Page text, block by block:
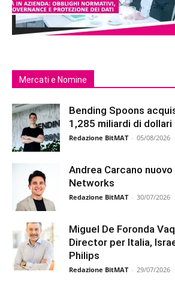
Mercati e Nomine
Bending Spoons
1,285 miliardi di dollari
Redazione BitMAT - 05/08/2026
Andrea Carcano nuovo
Networks
Redazione BitMAT - 30/07/2026
Miguel De Foronda
Director per Italia,
Philips
Redazione BitMAT - 29/07/2026